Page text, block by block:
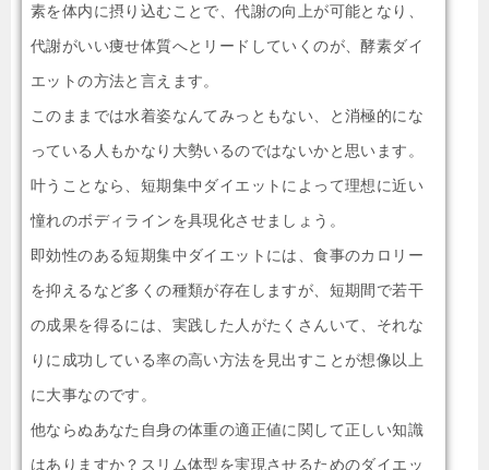
素を体内に摂り込むことで、代謝の向上が可能となり、
代謝がいい痩せ体質へとリードしていくのが、酵素ダイ
エットの方法と言えます。
このままでは水着姿なんてみっともない、と消極的にな
っている人もかなり大勢いるのではないかと思います。
叶うことなら、短期集中ダイエットによって理想に近い
憧れのボディラインを具現化させましょう。
即効性のある短期集中ダイエットには、食事のカロリー
を抑えるなど多くの種類が存在しますが、短期間で若干
の成果を得るには、実践した人がたくさんいて、それな
りに成功している率の高い方法を見出すことが想像以上
に大事なのです。
他ならぬあなた自身の体重の適正値に関して正しい知識
はありますか？スリム体型を実現させるためのダイエッ